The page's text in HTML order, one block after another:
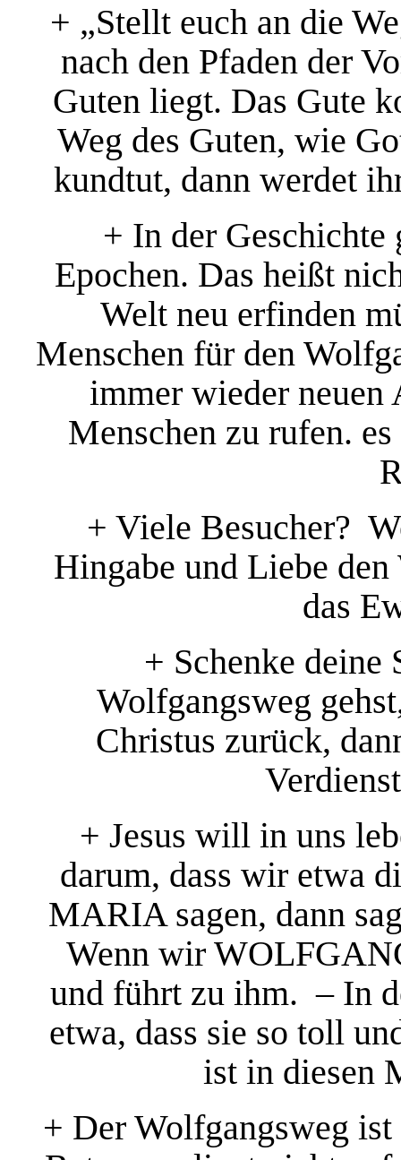
+ „Stellt euch an die
nach den Pfaden der
Guten liegt. Das Gute
Weg des Guten, wie
kundtut, dann werdet
+ In der Geschichte
Epochen. Das heißt
Welt neu erfinden
Menschen für den
immer wieder
Menschen zu rufen.
+ Viele Besucher?
Hingabe und Liebe
das
+ Schenke deine
Wolfgangsweg
Christus zurück,
+ Jesus will in uns
darum, dass wir etwa
MARIA sagen, dann
Wenn wir
und führt zu ihm. – In
etwa, dass sie so toll
ist in diesen
+ Der Wolfgangsweg